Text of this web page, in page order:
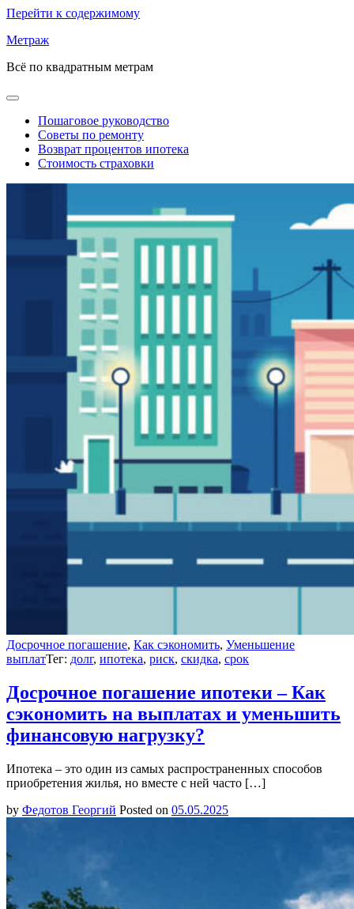
Перейти к содержимому
Метраж
Всё по квадратным метрам
Пошаговое руководство
Советы по ремонту
Возврат процентов ипотека
Стоимость страховки
Досрочное погашение, Как сэкономить, Уменьшение
выплатТег: долг, ипотека, риск, скидка, срок
Досрочное погашение ипотеки – Как
сэкономить на выплатах и уменьшить
финансовую нагрузку?
Ипотека – это один из самых распространенных способов
приобретения жилья, но вместе с ней часто […]
by Федотов Георгий Posted on 05.05.2025